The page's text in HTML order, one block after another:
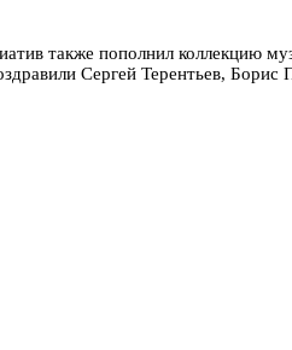
также пополнил коллекцию
Сергей Терентьев,